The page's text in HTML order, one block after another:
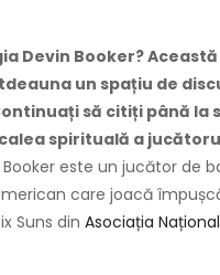
Devin Booker?
un spațiu de
să citiți până la
spirituală a
este un jucător de
care joacă
Suns din Asociația